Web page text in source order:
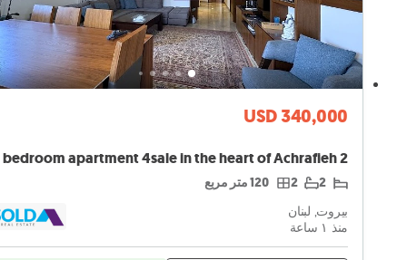
USD 340,000
2
2 120 متر مربع
بيروت, لبنان
منذ ١ ساعة